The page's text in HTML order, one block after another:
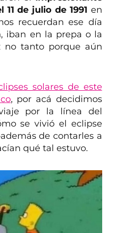
de julio de 1991 en
recuerdan ese día
iban en la prepa o la
no tanto porque aún
solares de este
, por acá decidimos
por la línea del
se vivió el eclipse
de contarles a
qué tal estuvo.